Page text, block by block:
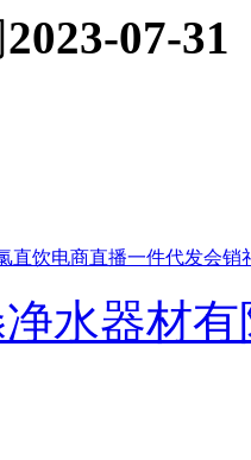
2023-07-31
直饮电商直播一件代发会销
水器材